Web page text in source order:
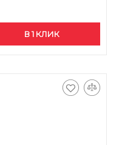
В 1 КЛИК